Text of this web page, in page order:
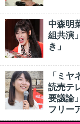
中森明
組共演
き」
「ミ
読売テ
要議論
フリー